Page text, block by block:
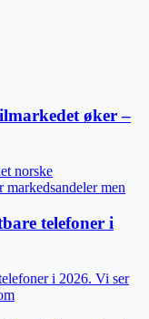
øker –
norske
men
telefoner i
i 2026. Vi ser